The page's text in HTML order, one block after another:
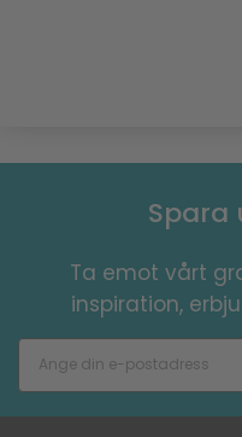
Spara
Ta emot vårt
inspiration,